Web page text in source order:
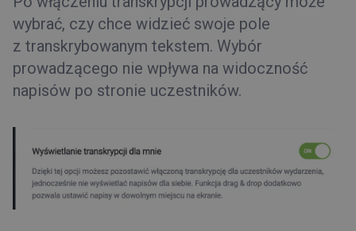
wybrać, czy chce widzieć swoje pole
z transkrybowanym tekstem. Wybór
prowadzącego nie wpływa na widoczność
napisów po stronie uczestników.